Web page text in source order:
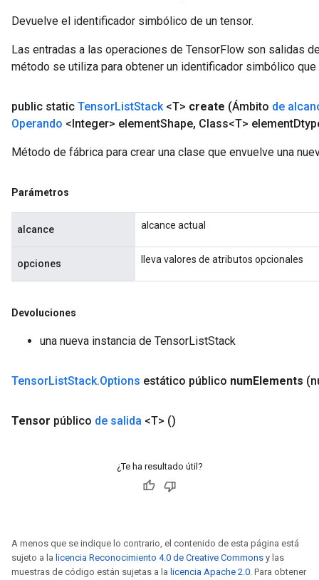
Devuelve el identificador simbólico de un tensor.
Las entradas a las operaciones de TensorFlow son salidas
método se utiliza para obtener un identificador simbólico
public static TensorListStack<T> create (Ámbito de
Operando <Integer> elementShape, Class<T> element
Método de fábrica para crear una clase que envuelve una
Parámetros
alcance alcance actual
opciones lleva valores de atributos opcionales
Devoluciones
una nueva instancia de TensorListStack
TensorListStack.Options estático público numElements
Tensor público de salida <T> ()
¿Te ha resultado útil?
A menos que se indique lo contrario, el contenido de esta página está
sujeto a la licencia Reconocimiento 4.0 de Creative Commons y las
muestras de código están sujetas a la licencia Apache 2.0. Para obtener